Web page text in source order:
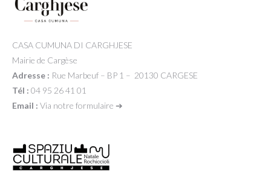
CASA CUMUNA DI CARGHJESE
Mairie de Cargèse
Adresse : Rue Marbeuf – BP 1 – 20130 CARGESE
Tél : 04 95 26 41 01
Email : Via notre formulaire ➔